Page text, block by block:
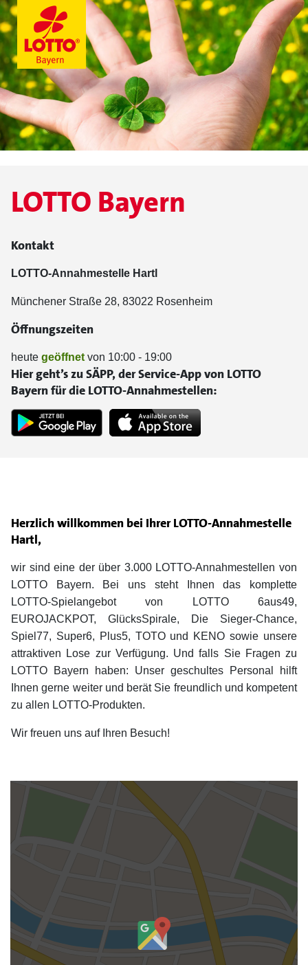
Herzlich willkommen bei Ihrer LOTTO-Annahmestelle
Hartl,
wir sind eine der über 3.000 LOTTO-Annahmestellen von
LOTTO Bayern. Bei uns steht Ihnen das komplette
LOTTO-Spielangebot von LOTTO 6aus49,
EUROJACKPOT, GlücksSpirale, Die Sieger-Chance,
Spiel77, Super6, Plus5, TOTO und KENO sowie unsere
attraktiven Lose zur Verfügung. Und falls Sie Fragen zu
LOTTO Bayern haben: Unser geschultes Personal hilft
Ihnen gerne weiter und berät Sie freundlich und kompetent
zu allen LOTTO-Produkten.
Wir freuen uns auf Ihren Besuch!
LOTTO Bayern
Kontakt
LOTTO-Annahmestelle Hartl
Münchener Straße 28, 83022 Rosenheim
Öffnungszeiten
heute geöffnet von 10:00 - 19:00
Hier geht’s zu SÄPP, der Service-App von LOTTO
Bayern für die LOTTO-Annahmestellen: